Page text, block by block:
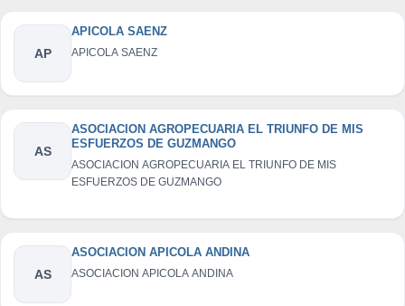
AP
APICOLA SAENZ
APICOLA SAENZ
AS
ASOCIACION AGROPECUARIA EL TRIUNFO DE MIS
ESFUERZOS DE GUZMANGO
ASOCIACION AGROPECUARIA EL TRIUNFO DE MIS
ESFUERZOS DE GUZMANGO
AS
ASOCIACION APICOLA ANDINA
ASOCIACION APICOLA ANDINA